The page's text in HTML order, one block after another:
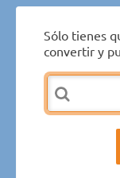
Sólo tienes
convertir y